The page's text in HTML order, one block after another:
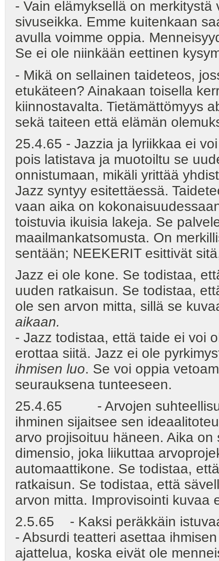
- Vain elämyksellä on
sivuseikka. Emme kuitenkaan
avulla voimme oppia.
Se ei ole niinkään eettinen
- Mikä on sellainen taideteos,
etukäteen? Ainakaan toisella
kiinnostavalta. Tietämättömyys
sekä taiteen että elämän
25.4.65 - Jazzia ja lyriikkaa ei
pois latistava ja muotoiltu se
onnistumaan, mikäli yrittää
Jazz syntyy esitettäessä.
vaan aika on
toistuvia ikuisia lakeja. Se
maailmankatsomusta. On
sentään; NEEKERIT esittivät
Jazz ei ole kone. Se todistaa,
uuden ratkaisun. Se todistaa,
ole sen arvon mitta, sillä se
aikaan.
- Jazz todistaa, että taide ei voi
erottaa siitä. Jazz ei ole
ihmisen luo. Se voi oppia
seurauksena tunteeseen.
25.4.65 - Arvojen
ihminen sijaitsee sen
arvo projisoituu häneen. Aika
dimensio, joka liikuttaa
automaattikone. Se todistaa,
ratkaisun. Se todistaa, että
arvon mitta. Improvisointi kuvaa
2.5.65 - Kaksi peräkkäin
- Absurdi teatteri asettaa
ajattelua, koska eivät ole